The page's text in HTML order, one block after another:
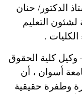
الدكتور/ حنان
التعليم
.
وكيل كلية الحقوق
أسوان ، أن
وطفرة حقيقية